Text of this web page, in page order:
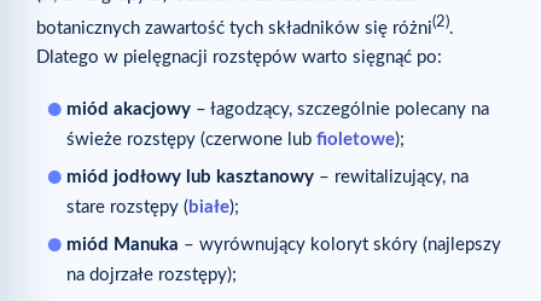
botanicznych zawartość tych składników się różni(2).
Dlatego w pielęgnacji rozstępów warto sięgnąć po:
miód akacjowy – łagodzący, szczególnie polecany na
świeże rozstępy (czerwone lub fioletowe);
miód jodłowy lub kasztanowy – rewitalizujący, na
stare rozstępy (białe);
miód Manuka – wyrównujący koloryt skóry (najlepszy
na dojrzałe rozstępy);